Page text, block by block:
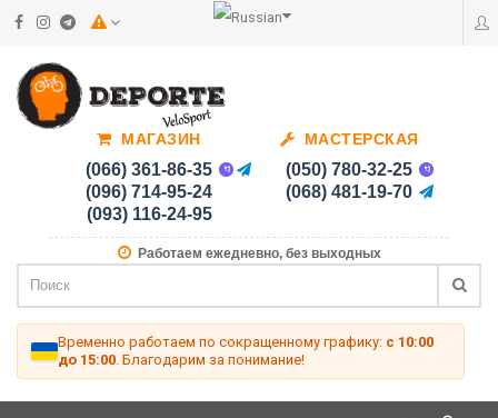
МАГАЗИН
(066) 361-86-35
(096) 714-95-24
(093) 116-24-95
МАСТЕРСКАЯ
(050) 780-32-25
(068) 481-19-70
Работаем ежедневно, без выходных
Временно работаем по сокращенному графику: с 10:00
до 15:00 . Благодарим за понимание!